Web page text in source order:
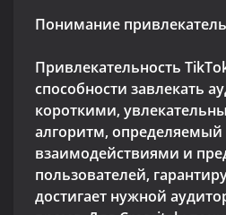
Понимание
Привлекательность
способности завлекать
короткими,
алгоритм, определяемый
взаимодействиями и
пользователей,
достигает нужной